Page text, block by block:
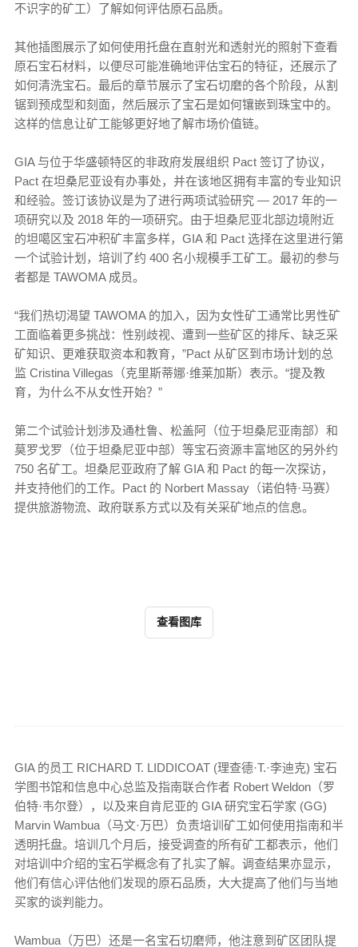
不识字的矿工）了解如何评估原石品质。
其他插图展示了如何使用托盘在直射光和透射光的照射下查看
原石宝石材料，以便尽可能准确地评估宝石的特征，还展示了
如何清洗宝石。最后的章节展示了宝石切磨的各个阶段，从割
锯到预成型和刻面，然后展示了宝石是如何镶嵌到珠宝中的。
这样的信息让矿工能够更好地了解市场价值链。
GIA 与位于华盛顿特区的非政府发展组织 Pact 签订了协议，
Pact 在坦桑尼亚设有办事处，并在该地区拥有丰富的专业知识
和经验。签订该协议是为了进行两项试验研究 — 2017 年的一
项研究以及 2018 年的一项研究。由于坦桑尼亚北部边境附近
的坦噶区宝石冲积矿丰富多样，GIA 和 Pact 选择在这里进行第
一个试验计划，培训了约 400 名小规模手工矿工。最初的参与
者都是 TAWOMA 成员。
“我们热切渴望 TAWOMA 的加入，因为女性矿工通常比男性矿
工面临着更多挑战：性别歧视、遭到一些矿区的排斥、缺乏采
矿知识、更难获取资本和教育，”Pact 从矿区到市场计划的总
监 Cristina Villegas（克里斯蒂娜·维莱加斯）表示。“提及教
育，为什么不从女性开始？”
第二个试验计划涉及通杜鲁、松盖阿（位于坦桑尼亚南部）和
莫罗戈罗（位于坦桑尼亚中部）等宝石资源丰富地区的另外约
750 名矿工。坦桑尼亚政府了解 GIA 和 Pact 的每一次探访，
并支持他们的工作。Pact 的 Norbert Massay（诺伯特·马赛）
提供旅游物流、政府联系方式以及有关采矿地点的信息。
查看图库
GIA 的员工 RICHARD T. LIDDICOAT (理查德·T.·李迪克) 宝石
学图书馆和信息中心总监及指南联合作者 Robert Weldon（罗
伯特·韦尔登），以及来自肯尼亚的 GIA 研究宝石学家 (GG)
Marvin Wambua（马文·万巴）负责培训矿工如何使用指南和半
透明托盘。培训几个月后，接受调查的所有矿工都表示，他们
对培训中介绍的宝石学概念有了扎实了解。调查结果亦显示，
他们有信心评估他们发现的原石品质，大大提高了他们与当地
买家的谈判能力。
Wambua（万巴）还是一名宝石切磨师，他注意到矿区团队提